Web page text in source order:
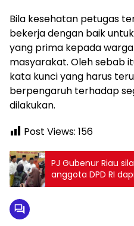
Bila kesehatan petugas
bekerja dengan baik
yang prima kepada
masyarakat. Oleh sebab
kata kunci yang harus
berpengaruh terhadap
dilakukan.
Post Views: 156
PJ Gubenur Riau
anggota DPD RI